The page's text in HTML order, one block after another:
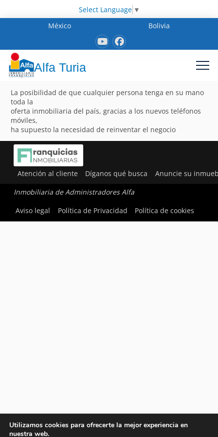
Select Language ▼
México
Bolivia
Alfa Turia
La posibilidad de que cualquier persona tenga en su mano
toda la
oferta inmobiliaria del país, gracias a los nuevos teléfonos
móviles,
ha supuesto la necesidad de reinventar el negocio
Atención al cliente Díganos qué busca Anuncie su
Inmobiliaria de Administradores Alfa
Aviso legal
Política de Privacidad Política de cookies
Utilizamos cookies para ofrecerte la mejor experiencia en
nuestra web.